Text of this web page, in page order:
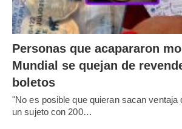
Personas que acapararon
Mundial se quejan de
boletos
"No es posible que quieran sacan ventaja
un sujeto con 200…